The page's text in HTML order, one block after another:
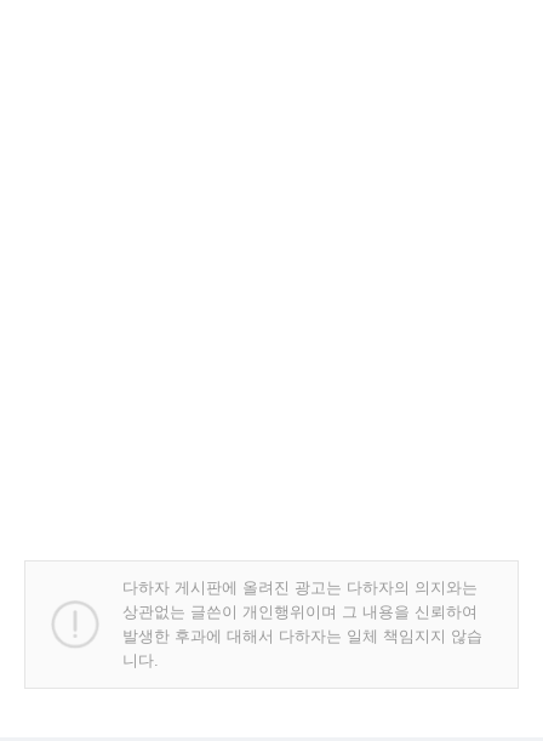
다하자 게시판에 올려진 광고는 다하자의 의지와는
상관없는 글쓴이 개인행위이며 그 내용을 신뢰하여
발생한 후과에 대해서 다하자는 일체 책임지지 않습
니다.